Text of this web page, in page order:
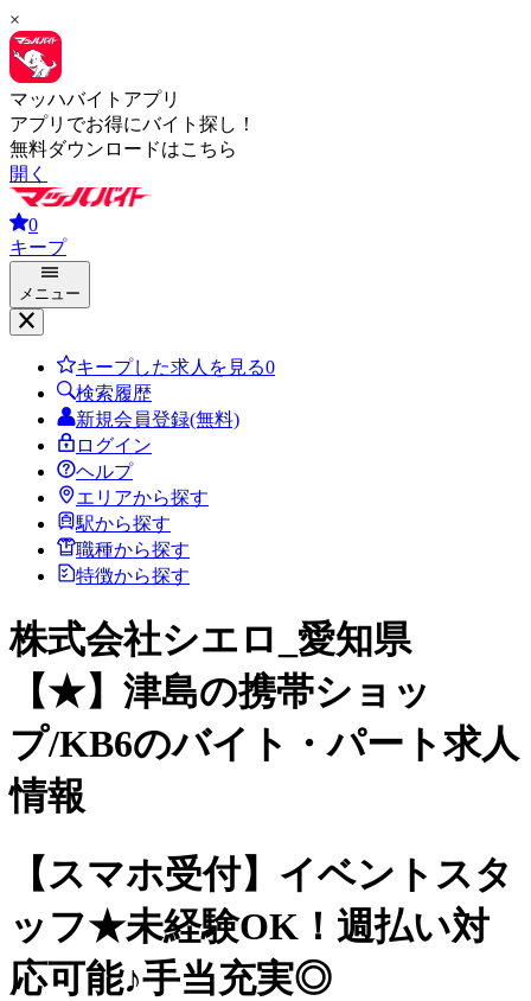
×
マッハバイトアプリ
アプリでお得にバイト探し！
無料ダウンロードはこちら
開く
0
キープ
メニュー
キープした求人を見る0
検索履歴
新規会員登録(無料)
ログイン
ヘルプ
エリアから探す
駅から探す
職種から探す
特徴から探す
株式会社シエロ_愛知県
【★】津島の携帯ショッ
プ/KB6のバイト・パート求人
情報
【スマホ受付】イベントスタ
ッフ★未経験OK！週払い対
応可能♪手当充実◎